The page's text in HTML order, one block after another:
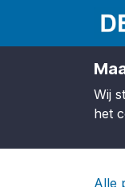
Wij
het
Alle